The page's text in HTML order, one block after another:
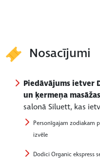
Nosacījumi
Piedāvājums ietver
un ķermeņa
salonā Siluett, kas
Personīgajam zodiakam
izvēle
Dodici Organic ekspress